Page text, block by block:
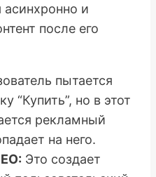
и
после его
пытается
“Купить”, но в этот
рекламный
на него.
Это создает